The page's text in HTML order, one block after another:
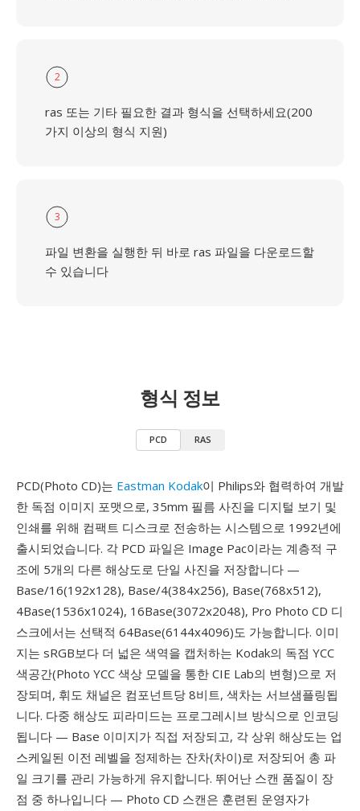
2
ras 또는 기타 필요한 결과 형식을 선택하세요(200
가지 이상의 형식 지원)
3
파일 변환을 실행한 뒤 바로 ras 파일을 다운로드할
수 있습니다
형식 정보
PCD RAS
PCD(Photo CD)는 Eastman Kodak이 Philips와 협력하여 개발
한 독점 이미지 포맷으로, 35mm 필름 사진을 디지털 보기 및
인쇄를 위해 컴팩트 디스크로 전송하는 시스템으로 1992년에
출시되었습니다. 각 PCD 파일은 Image Pac이라는 계층적 구
조에 5개의 다른 해상도로 단일 사진을 저장합니다 —
Base/16(192x128), Base/4(384x256), Base(768x512),
4Base(1536x1024), 16Base(3072x2048), Pro Photo CD 디
스크에서는 선택적 64Base(6144x4096)도 가능합니다. 이미
지는 sRGB보다 더 넓은 색역을 캡처하는 Kodak의 독점 YCC
색공간(Photo YCC 색상 모델을 통한 CIE Lab의 변형)으로 저
장되며, 휘도 채널은 컴포넌트당 8비트, 색차는 서브샘플링됩
니다. 다중 해상도 피라미드는 프로그레시브 방식으로 인코딩
됩니다 — Base 이미지가 직접 저장되고, 각 상위 해상도는 업
스케일된 이전 레벨을 정제하는 잔차(차이)로 저장되어 총 파
일 크기를 관리 가능하게 유지합니다. 뛰어난 스캔 품질이 장
점 중 하나입니다 — Photo CD 스캔은 훈련된 운영자가